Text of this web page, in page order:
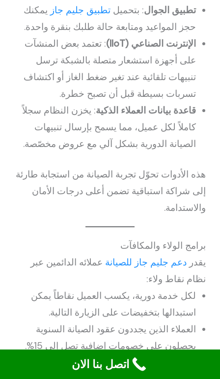
تطبيق الجوال: بتحميلتطبيق جليم جاز يمكنك
حجز المواعيد ومتابعة حالة طلبك بنقرة واحدة.
الإنترنت الصناعي (IIoT)
: تعتمد بعض المنشآت
على أجهزة استشعار متصلة بالشبكة ترسل
تنبيهات تلقائية عند تغير ضغط الغاز أو اكتشاف
تسربات بسيطة قبل أن تصبح خطرة.
قاعدة بيانات العملاء الذكية: يخزن النظام سجلاً
كاملاً لكل عميل، مما يسمح بإرسال تنبيهات
الصيانة الدورية بشكل آلي مع عروض مخصّصة.
هذه الأدوات تحوّل تجربة الصيانة من استجابة طارئة
إلى شراكة استباقية تضمن أعلى درجات الأمان
والاستدامة.
برامج الولاء والمكافآت
يقدردعم جليم جاز للصيانة عملائه الدائمين عبر
نظام نقاط ولاء:
لكل خدمة دورية، يكسب العميل نقاطاً يمكن
استبدالها بتخفيضات على الزيارة التالية.
العملاء الذين يجددون عقود الصيانة السنوية
يحصلون على خصومات إضافية تصل إلى 15%.
الاشتراك المبكر قبل بداية الفصل الشتوي يؤهلك
اتصل بنا الان